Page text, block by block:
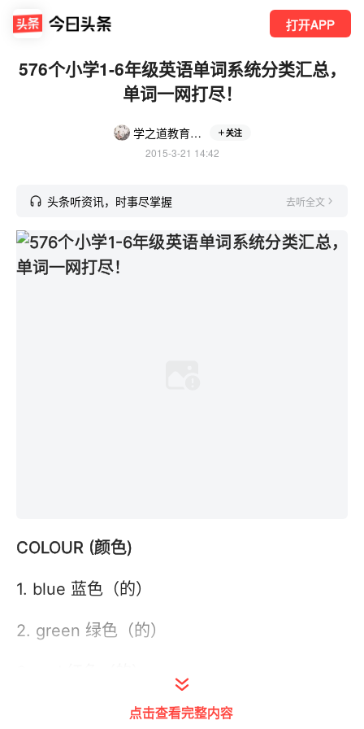
打开APP
576个小学1-6年级英语单词系统分类汇总，
单词一网打尽！
学之道教育工作室 关注
2015-3-21 14:42
头条听资讯，时事尽掌握 去听全文
COLOUR (颜色)
1. blue 蓝色（的）
2. green 绿色（的）
4. yellow黄色（的）点击查看完整内容